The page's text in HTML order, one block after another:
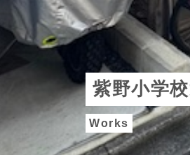
紫野小学
Works